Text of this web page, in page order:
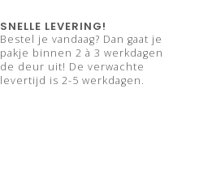
SNELLE LEVERING!
Bestel je vandaag? Dan gaat je
pakje binnen 2 à 3 werkdagen
de deur uit! De verwachte
levertijd is 2-5 werkdagen.